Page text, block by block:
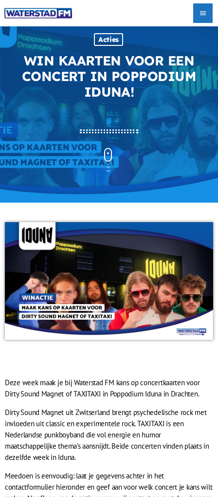
menu
Acties
WIN KAARTEN VOOR EEN
CONCERT IN POPPODIUM
IDUNA!
Deze week maak je bij Waterstad FM kans op concertkaarten voor
Dirty Sound Magnet of TAXITAXI in Poppodium Iduna in Drachten.
Dirty Sound Magnet uit Zwitserland brengt psychedelische rock met
invloeden uit classic en experimentele rock. TAXITAXI is een
Nederlandse punkboyband die vol energie en humor
maatschappelijke thema’s aansnijdt. Beide concerten vinden plaats in
dezelfde week in Iduna.
Meedoen is eenvoudig: laat je gegevens achter in het
contactformulier hieronder en geef aan voor welk concert je kans wilt